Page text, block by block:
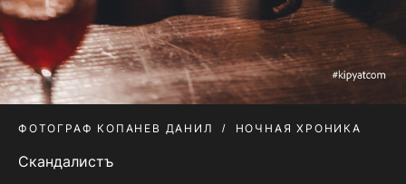
ФОТОГРАФ КОПАНЕВ ДАНИЛ НОЧНАЯ ХРОНИКА
Скандалистъ